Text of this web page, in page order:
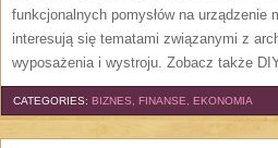
funkcjonalnych pomysłów na
interesują się tematami związanymi z
wyposażenia i wystroju. Zobacz także
CATEGORIES: BIZNES, FINANSE, EKONOMIA